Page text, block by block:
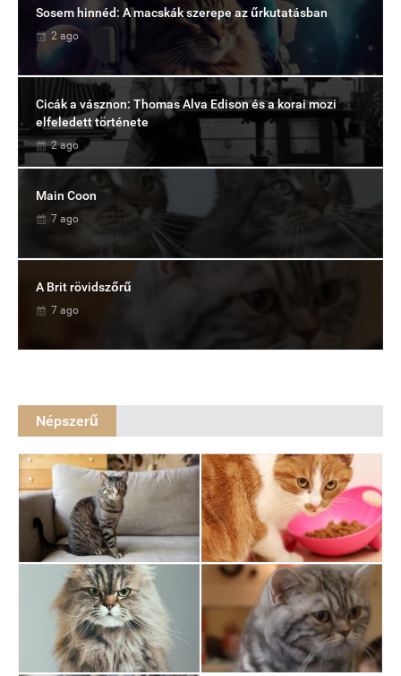
Sosem hinnéd: A macskák szerepe az űrkutatásban
2 ago
Cicák a vásznon: Thomas Alva Edison és a korai mozi
elfeledett története
2 ago
Main Coon
7 ago
A Brit rövidszőrű
7 ago
Népszerű